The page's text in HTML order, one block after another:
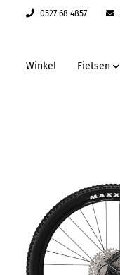
0527 68 4857
Winkel Fietsen